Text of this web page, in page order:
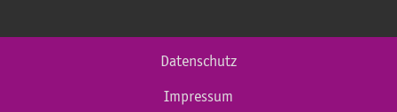
Datenschutz
Impressum